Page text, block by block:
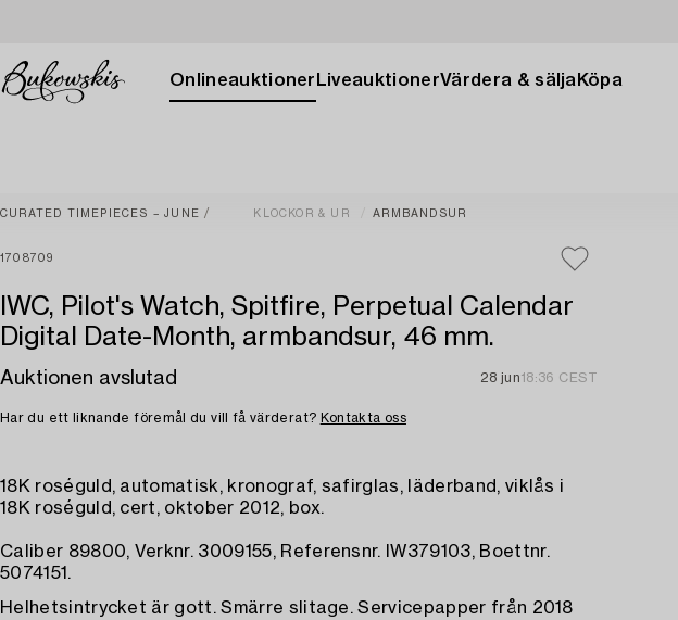
Onlineauktioner LiveauktionerVärdera & sälja Köpa
CURATED TIMEPIECES – JUNE KLOCKOR & UR ARMBANDSUR
1708709
IWC, Pilot's Watch, Spitfire, Perpetual Calendar
Digital Date-Month, armbandsur, 46 mm.
Auktionen avslutad 28 jun18:36 CEST
Har du ett liknande föremål du vill få värderat? Kontakta oss
18K roséguld, automatisk, kronograf, safirglas, läderband, viklås i
18K roséguld, cert, oktober 2012, box.
Caliber 89800, Verknr. 3009155, Referensnr. IW379103, Boettnr.
5074151.
Helhetsintrycket är gott. Smärre slitage. Servicepapper från 2018